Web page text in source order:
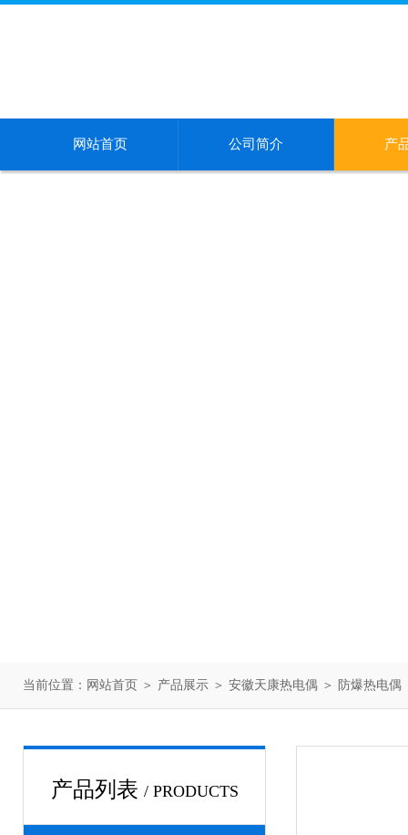
网站首页 公司简介 产
当前位置： 网站首页 ＞ 产品展示 ＞ 安徽天康热电偶 ＞ 防爆热电偶
产品列表 / PRODUCTS